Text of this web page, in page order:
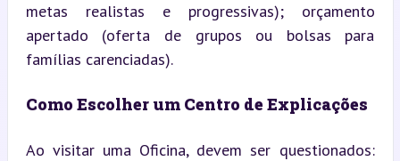
metas realistas e progressivas); orçamento
apertado (oferta de grupos ou bolsas para
famílias carenciadas).
Como Escolher um Centro de Explicações
Ao visitar uma Oficina, devem ser questionados: